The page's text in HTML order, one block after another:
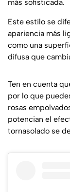
más sofisticada.
Este estilo se
apariencia más
como una
difusa que
Ten en cuenta
por lo que
rosas
potencian el
tornasolado se